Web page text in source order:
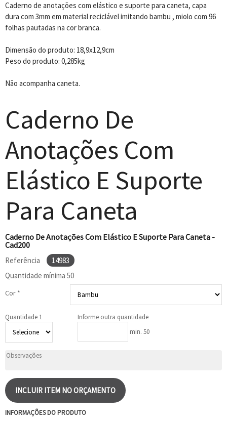
Caderno de anotações com elástico e suporte para caneta, capa
dura com 3mm em material reciclável imitando bambu , miolo com 96
folhas pautadas na cor branca.
Dimensão do produto: 18,9x12,9cm
Peso do produto: 0,285kg
Não acompanha caneta.
Caderno De
Anotações Com
Elástico E Suporte
Para Caneta
Caderno De Anotações Com Elástico E Suporte Para Caneta -
Cad200
Referência
14983
Quantidade mínima 50
Cor *
Quantidade 1
Informe outra quantidade
min. 50
INCLUIR ITEM NO ORÇAMENTO
INFORMAÇÕES DO PRODUTO